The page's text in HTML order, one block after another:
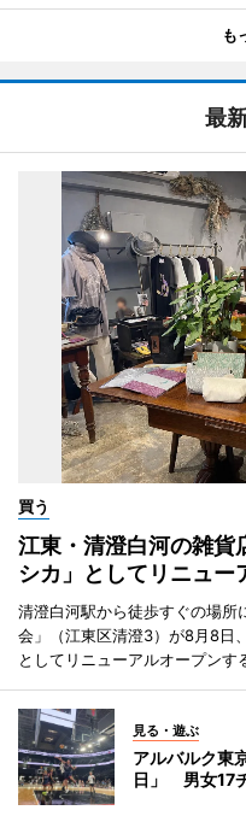
も
最
買う
江東・清澄白河の雑貨
シカ」としてリニュー
清澄白河駅から徒歩すぐの場所
会」（江東区清澄3）が8月8日
としてリニューアルオープンす
見る・遊ぶ
アルバルク東
日」 男女17